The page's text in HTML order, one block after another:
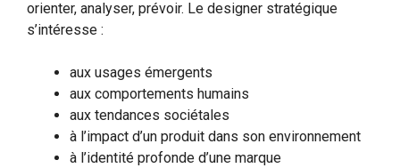
orienter, analyser, prévoir. Le designer stratégique
s’intéresse :
aux usages émergents
aux comportements humains
aux tendances sociétales
à l’impact d’un produit dans son environnement
à l’identité profonde d’une marque